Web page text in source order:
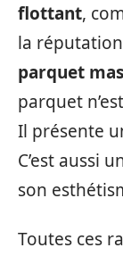
flottant,
la réputation
parquet
parquet
Il présente
C’est aussi
son
Toutes ces